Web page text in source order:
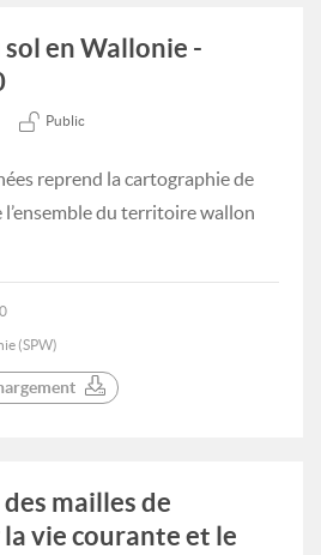
en Wallonie -
Public
reprend la cartographie de
l’ensemble du territoire wallon
(SPW)
mailles de
vie courante et le